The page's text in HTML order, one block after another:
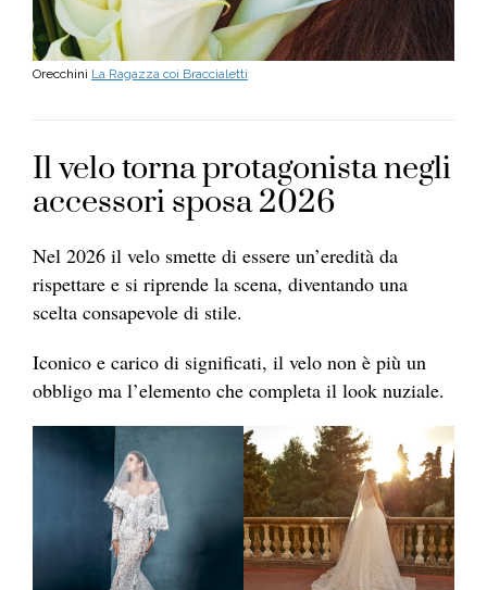
Orecchini La Ragazza coi Braccialetti
Il velo torna protagonista negli
accessori sposa 2026
Nel 2026 il velo smette di essere un’eredità da
rispettare e si riprende la scena, diventando una
scelta consapevole di stile.
Iconico e carico di significati, il velo non è più un
obbligo ma l’elemento che completa il look nuziale.